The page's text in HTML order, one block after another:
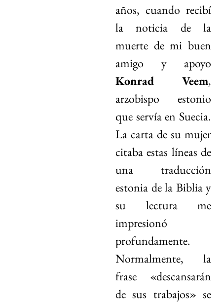
años, cuando recibí
la noticia de la
muerte de mi buen
amigo y apoyo
Konrad Veem,
arzobispo estonio
que servía en Suecia.
La carta de su mujer
citaba estas líneas de
una traducción
estonia de la Biblia y
su lectura me
impresionó
profundamente.
Normalmente, la
frase «descansarán
de sus trabajos» se